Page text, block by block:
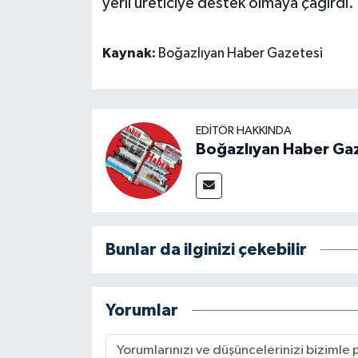
yerli üreticiye destek olmaya çağırdı.
Kaynak: Boğazlıyan Haber Gazetesi
EDITÖR HAKKINDA
Boğazlıyan Haber
Bunlar da ilginizi çekebilir
Yorumlar